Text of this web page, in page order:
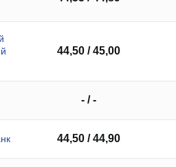
44,50 / 45,00
- / -
44,50 / 44,90